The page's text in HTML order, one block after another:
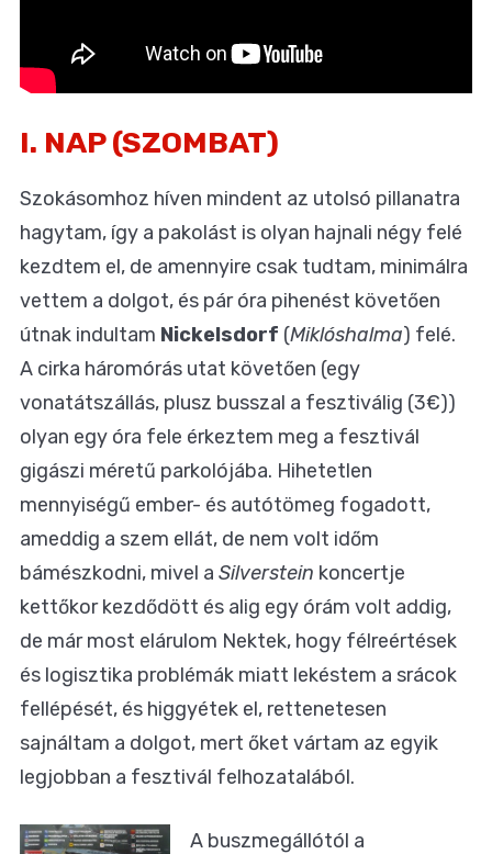
I. NAP (SZOMBAT)
Szokásomhoz híven mindent az utolsó pillanatra
hagytam, így a pakolást is olyan hajnali négy felé
kezdtem el, de amennyire csak tudtam, minimálra
vettem a dolgot, és pár óra pihenést követően
útnak indultam Nickelsdorf (Miklóshalma) felé.
A cirka háromórás utat követően (egy
vonatátszállás, plusz busszal a fesztiválig (3€))
olyan egy óra fele érkeztem meg a fesztivál
gigászi méretű parkolójába. Hihetetlen
mennyiségű ember- és autótömeg fogadott,
ameddig a szem ellát, de nem volt időm
bámészkodni, mivel a Silverstein koncertje
kettőkor kezdődött és alig egy órám volt addig,
de már most elárulom Nektek, hogy félreértések
és logisztika problémák miatt lekéstem a srácok
fellépését, és higgyétek el, rettenetesen
sajnáltam a dolgot, mert őket vártam az egyik
legjobban a fesztivál felhozatalából.
A buszmegállótól a